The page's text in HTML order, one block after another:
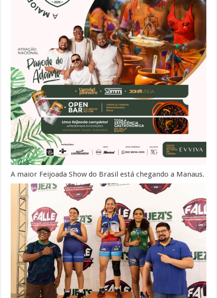
A maior Feijoada Show do Brasil está chegando a Manaus.